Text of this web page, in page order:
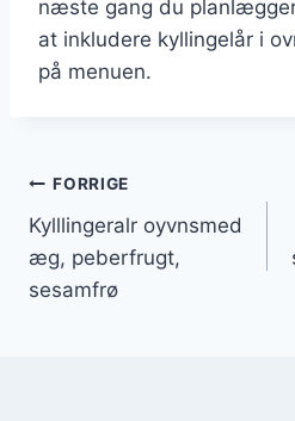
næste gang du
at inkludere kyllingelår i
på menuen.
FORRIGE
Kylllingeralr oyvnsmed
æg, peberfrugt,
sesamfrø